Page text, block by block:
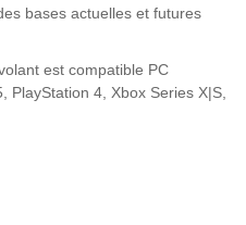
bases actuelles et futures
est compatible PC
PlayStation 4, Xbox Series X|S,